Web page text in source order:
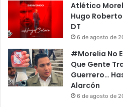
Atlético
Hugo
DT
6 de agosto de
#Morelia No
Que Gente
Guerrero…
Alarcón
6 de agosto de